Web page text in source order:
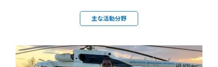
主な活動分野